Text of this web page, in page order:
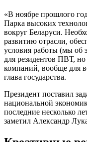
«В ноябре прошлого
Парка высоких
вокруг Беларуси.
развитию отрасли,
условия работы (мы об
для резидентов ПВТ,
компаний, вообще для
глава государства.
Президент поставил
национальной
последние несколько
заметил Александр